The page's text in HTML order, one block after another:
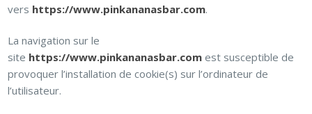
vers https://www.pinkananasbar.com.
La navigation sur le
site https://www.pinkananasbar.com est susceptible de
provoquer l’installation de cookie(s) sur l’ordinateur de
l’utilisateur.